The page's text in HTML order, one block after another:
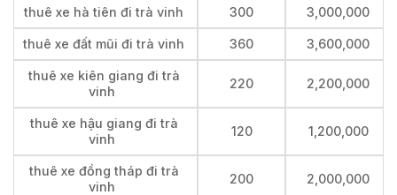
thuê xe hà tiên đi trà vinh 300 3,000,000
thuê xe đất mũi đi trà vinh 360 3,600,000
thuê xe kiên giang đi trà
vinh
220 2,200,000
thuê xe hậu giang đi trà
vinh
120 1,200,000
thuê xe đồng tháp đi trà
vinh
200 2,000,000